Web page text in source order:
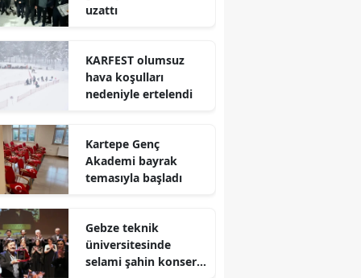
Kırşehir
Kocaeli
Kütahya
Malatya
Manisa
Kahramanmaraş
uzattı
KARFEST olumsuz
hava koşulları
nedeniyle ertelendi
Kartepe Genç
Akademi bayrak
temasıyla başladı
Gebze teknik
üniversitesinde
selami şahin konseri